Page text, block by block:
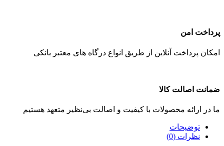
پرداخت امن
امکان پرداخت آنلاین از طریق انواع درگاه های معتبر بانکی
ضمانت اصالت کالا
ما در ارائه محصولات با کیفیت و اصالت بی‌نظیر متعهد هستیم
توضیحات
نظرات (0)